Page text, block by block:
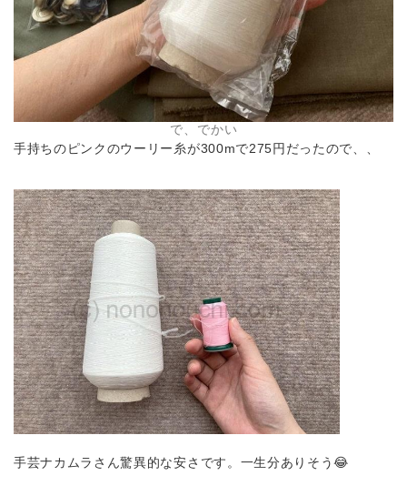
で、でかい
手持ちのピンクのウーリー糸が300mで275円だったので、、
手芸ナカムラさん驚異的な安さです。一生分ありそう😂